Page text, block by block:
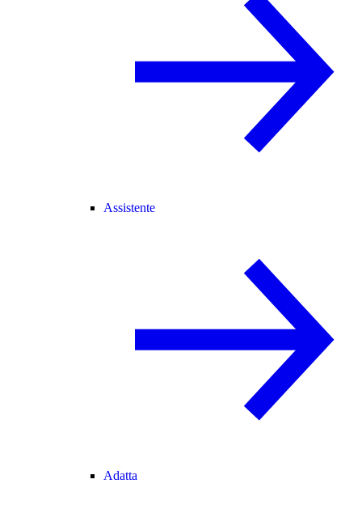
Assistente
Adatta